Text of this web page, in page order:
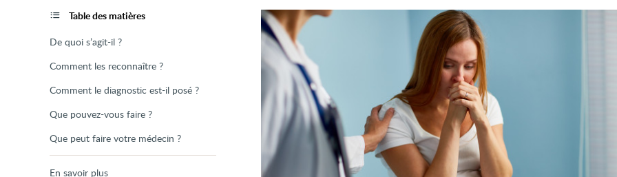
page
Table des matières
De quoi s’agit-il ?
Comment les reconnaître ?
Comment le diagnostic est-il posé ?
Que pouvez-vous faire ?
Que peut faire votre médecin ?
En savoir plus